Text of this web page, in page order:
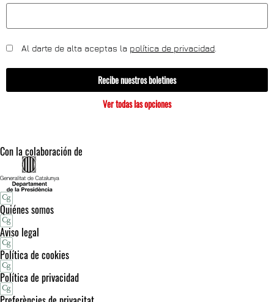
Al darte de alta aceptas la política de privacidad.
Recibe nuestros boletines
Ver todas las opciones
Con la colaboración de
Quiénes somos
Aviso legal
Política de cookies
Política de privacidad